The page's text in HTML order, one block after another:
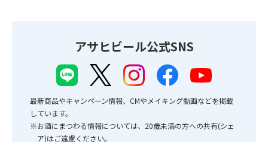
アサヒビール公式SNS
最新商品やキャンペーン情報、CMやメイキング動画などを掲載
しています。
※お酒にまつわる情報については、20歳未満の方への共有(シェ
ア)はご遠慮ください。